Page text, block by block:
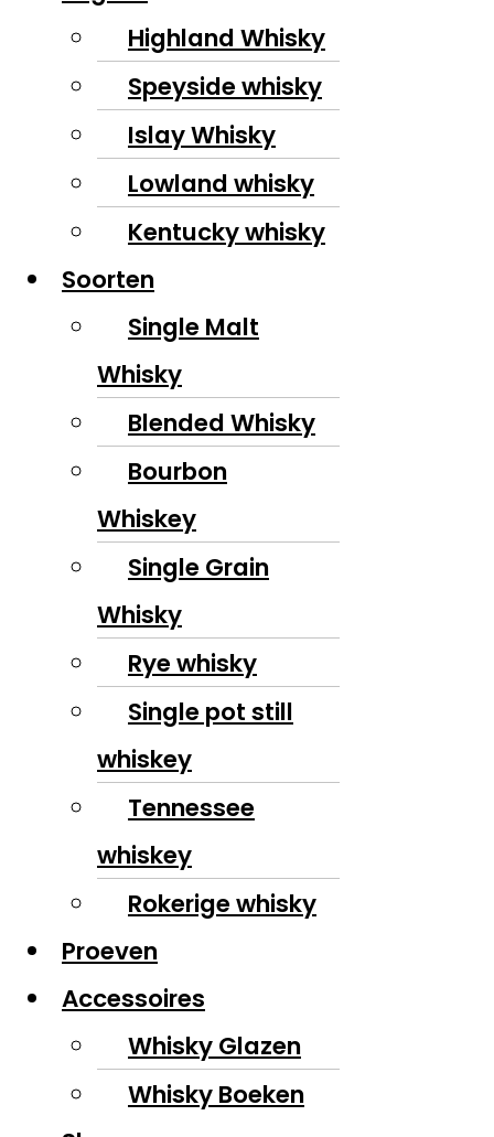
Highland Whisky
Speyside whisky
Islay Whisky
Lowland whisky
Kentucky whisky
Soorten
Single Malt
Whisky
Blended Whisky
Bourbon
Whiskey
Single Grain
Whisky
Rye whisky
Single pot still
whiskey
Tennessee
whiskey
Rokerige whisky
Proeven
Accessoires
Whisky Glazen
Whisky Boeken